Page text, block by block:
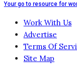
Your go to resource for
Work With Us
Advertise
Terms Of
Site Map